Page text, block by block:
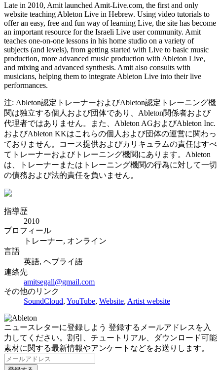
Late in 2010, Amit launched Amit-Live.com, the first and only
website teaching Ableton Live in Hebrew. Using video tutorials to
offer an easy, free and fun way of learning Live, the site has become
an important resource for the Israeli Live user community. Amit
teaches one-on-one lessons in his home studio on a variety of
subjects (and levels), from getting started with Live to basic music
production, more advanced music production with Ableton Live,
and mixing and advanced synthesis. Amit also consults with
musicians, helping them to integrate Ableton Live into their live
performances.
注: Ableton認定トレーナーおよびAbleton認定トレーニング機
関は独立する個人および団体であり、Ableton関係者および
代理者ではありません。また、Ableton AGおよびAbleton Inc.
およびAbleton KKはこれらの個人および団体の運営に関わっ
ておりません。コース提供およびカリキュラムの責任はすべ
てトレーナーおよびトレーニング機関にあります。Ableton
は、トレーナーまたはトレーニング機関の行為に対して一切
の債務および法的責任を負いません。
指導歴
2010
プロフィール
トレーナー, オンライン
言語
英語, ヘブライ語
連絡先
amitsegall@gmail.com
その他のリンク
SoundCloud, YouTube, Website, Artist website
ニュースレターに登録しよう 登録するメールアドレスを入
力してください。割引、チュートリアル、ダウンロード可能
素材に関する最新情報やアンケートなどをお送りします。